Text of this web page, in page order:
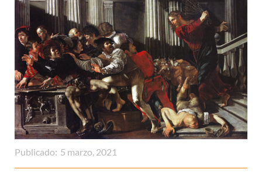
Publicado: 5 marzo, 2021